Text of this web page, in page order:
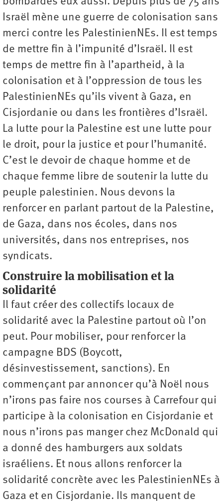
Israël mène une guerre de colonisation sans
merci contre les PalestinienNEs. Il est temps
de mettre fin à l’impunité ­d’­Israël. Il est
temps de mettre fin à l’apartheid, à la
colonisation et à l’oppression de tous les
PalestinienNEs qu’ils vivent à Gaza, en
Cisjordanie ou dans les frontières d’Israël.
La lutte pour la Palestine est une lutte pour
le droit, pour la justice et pour l’humanité.
C’est le devoir de chaque homme et de
chaque femme libre de soutenir la lutte du
peuple palestinien. Nous devons la
renforcer en parlant partout de la Palestine,
de Gaza, dans nos écoles, dans nos
universités, dans nos entreprises, nos
syndicats.
Construire la mobilisation et la
solidarité
Il faut créer des collectifs locaux de
solidarité avec la Palestine partout où l’on
peut. Pour mobiliser, pour renforcer la
campagne BDS (Boycott,
désinvestissement, sanctions). En
commençant par annoncer qu’à Noël nous
n’irons pas faire nos courses à Carrefour qui
participe à la colonisation en Cisjordanie et
nous n’irons pas manger chez McDonald qui
a donné des hamburgers aux soldats
israéliens. Et nous allons renforcer la
solidarité concrète avec les PalestinienNEs à
Gaza et en Cisjordanie. Ils manquent de